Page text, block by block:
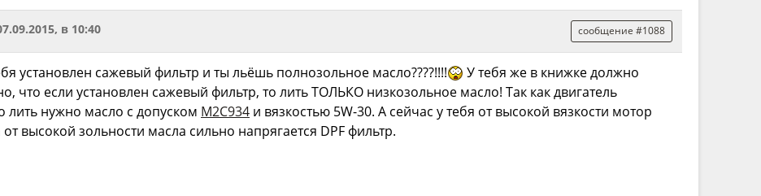
в 10:40 сообщение #1088
установлен сажевый фильтр и ты льёшь полнозольное масло????!!!!
У тебя же в книжке должно
что если установлен сажевый фильтр, то лить ТОЛЬКО низкозольное масло! Так как двигатель
лить нужно масло с допуском M2C934 и вязкостью 5W-30. А сейчас у тебя от высокой вязкости мотор
от высокой зольности масла сильно напрягается DPF фильтр.